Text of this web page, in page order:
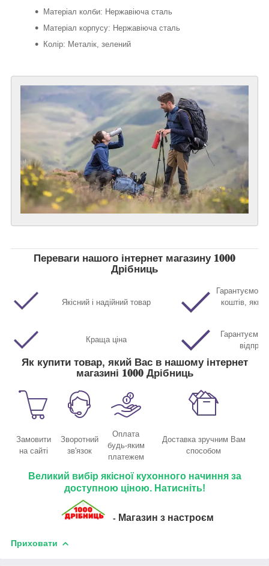
Матеріал колби: Нержавіюча сталь
Матеріал корпусу: Нержавіюча сталь
Колір: Металік, зелений
Переваги нашого інтернет магазину 𝟏𝟎𝟎𝟎
Дрібниць
Якісний і надійний товар
Гарантуємо
коштів,
Краща ціна
Гарантуємо
Як купити товар, який Вас в нашому інтернет
магазині 𝟏𝟎𝟎𝟎 Дрібниць
Замовити
на сайті
Зворотний
зв'язок
Оплата
будь-яким
платежем
Доставка зручним Вам
способом
Великий вибір якісної кухонного начиння за
доступною ціною. Натисніть!
- Магазин з настроєм
Приховати